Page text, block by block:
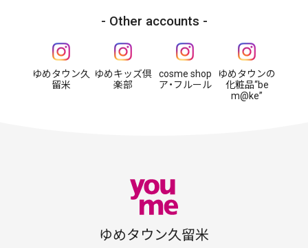
Other accounts
ゆめタウン久
留米
ゆめキッズ倶
楽部
cosme shop
ア・フルール
ゆめタウンの
化粧品“be
m@ke”
ゆめタウン久留米